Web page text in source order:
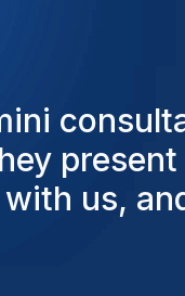
have
over 20
connect